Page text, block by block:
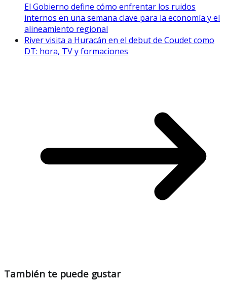
El Gobierno define cómo enfrentar los ruidos
internos en una semana clave para la economía y el
alineamiento regional
River visita a Huracán en el debut de Coudet como
DT: hora, TV y formaciones
También te puede gustar